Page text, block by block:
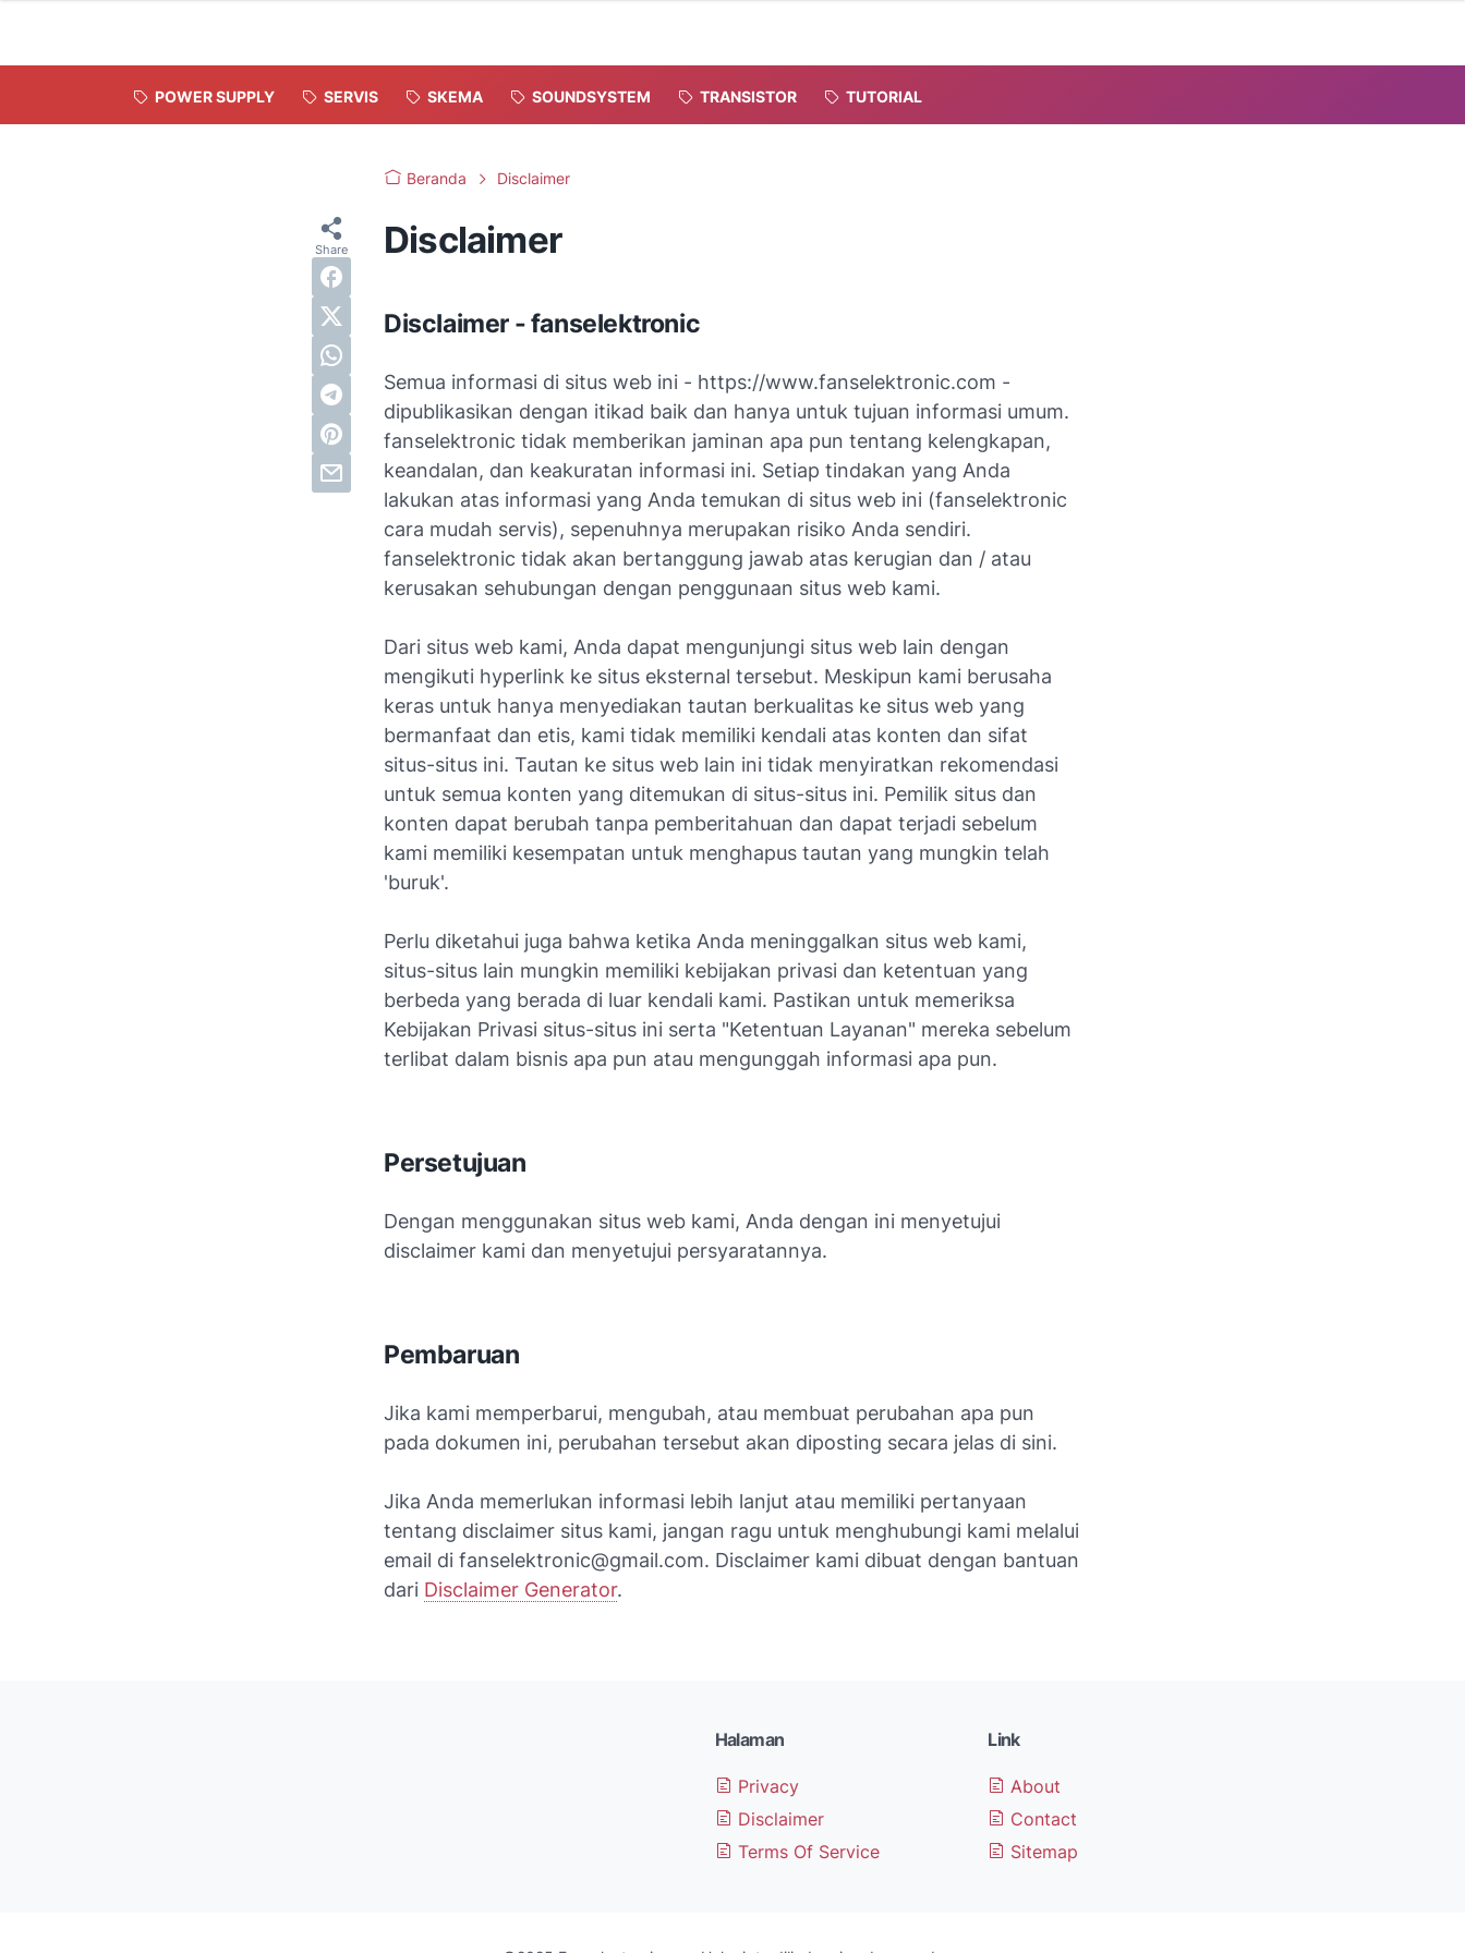
POWER SUPPLY SERVIS SKEMA SOUNDSYSTEM TRANSISTOR TUTORIAL
Beranda Disclaimer
Disclaimer
Disclaimer - fanselektronic
Semua informasi di situs web ini - https://www.fanselektronic.com -
dipublikasikan dengan itikad baik dan hanya untuk tujuan informasi umum.
fanselektronic tidak memberikan jaminan apa pun tentang kelengkapan,
keandalan, dan keakuratan informasi ini. Setiap tindakan yang Anda
lakukan atas informasi yang Anda temukan di situs web ini (fanselektronic
cara mudah servis), sepenuhnya merupakan risiko Anda sendiri.
fanselektronic tidak akan bertanggung jawab atas kerugian dan / atau
kerusakan sehubungan dengan penggunaan situs web kami.
Dari situs web kami, Anda dapat mengunjungi situs web lain dengan
mengikuti hyperlink ke situs eksternal tersebut. Meskipun kami berusaha
keras untuk hanya menyediakan tautan berkualitas ke situs web yang
bermanfaat dan etis, kami tidak memiliki kendali atas konten dan sifat
situs-situs ini. Tautan ke situs web lain ini tidak menyiratkan rekomendasi
untuk semua konten yang ditemukan di situs-situs ini. Pemilik situs dan
konten dapat berubah tanpa pemberitahuan dan dapat terjadi sebelum
kami memiliki kesempatan untuk menghapus tautan yang mungkin telah
'buruk'.
Perlu diketahui juga bahwa ketika Anda meninggalkan situs web kami,
situs-situs lain mungkin memiliki kebijakan privasi dan ketentuan yang
berbeda yang berada di luar kendali kami. Pastikan untuk memeriksa
Kebijakan Privasi situs-situs ini serta "Ketentuan Layanan" mereka sebelum
terlibat dalam bisnis apa pun atau mengunggah informasi apa pun.
Persetujuan
Dengan menggunakan situs web kami, Anda dengan ini menyetujui
disclaimer kami dan menyetujui persyaratannya.
Pembaruan
Jika kami memperbarui, mengubah, atau membuat perubahan apa pun
pada dokumen ini, perubahan tersebut akan diposting secara jelas di sini.
Jika Anda memerlukan informasi lebih lanjut atau memiliki pertanyaan
tentang disclaimer situs kami, jangan ragu untuk menghubungi kami melalui
email di fanselektronic@gmail.com. Disclaimer kami dibuat dengan bantuan
dari Disclaimer Generator.
Halaman
Privacy
Disclaimer
Terms Of Service
Link
About
Contact
Sitemap